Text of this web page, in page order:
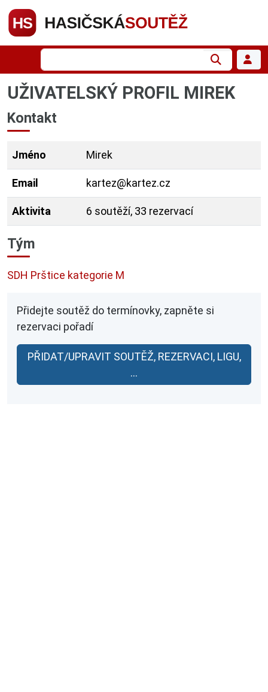
UŽIVATELSKÝ PROFIL MIREK
Kontakt
Jméno Mirek
Email kartez@kartez.cz
Aktivita 6 soutěží, 33 rezervací
Tým
SDH Prštice kategorie M
Přidejte soutěž do termínovky, zapněte si
rezervaci pořadí
PŘIDAT/UPRAVIT SOUTĚŽ, REZERVACI, LIGU,
...